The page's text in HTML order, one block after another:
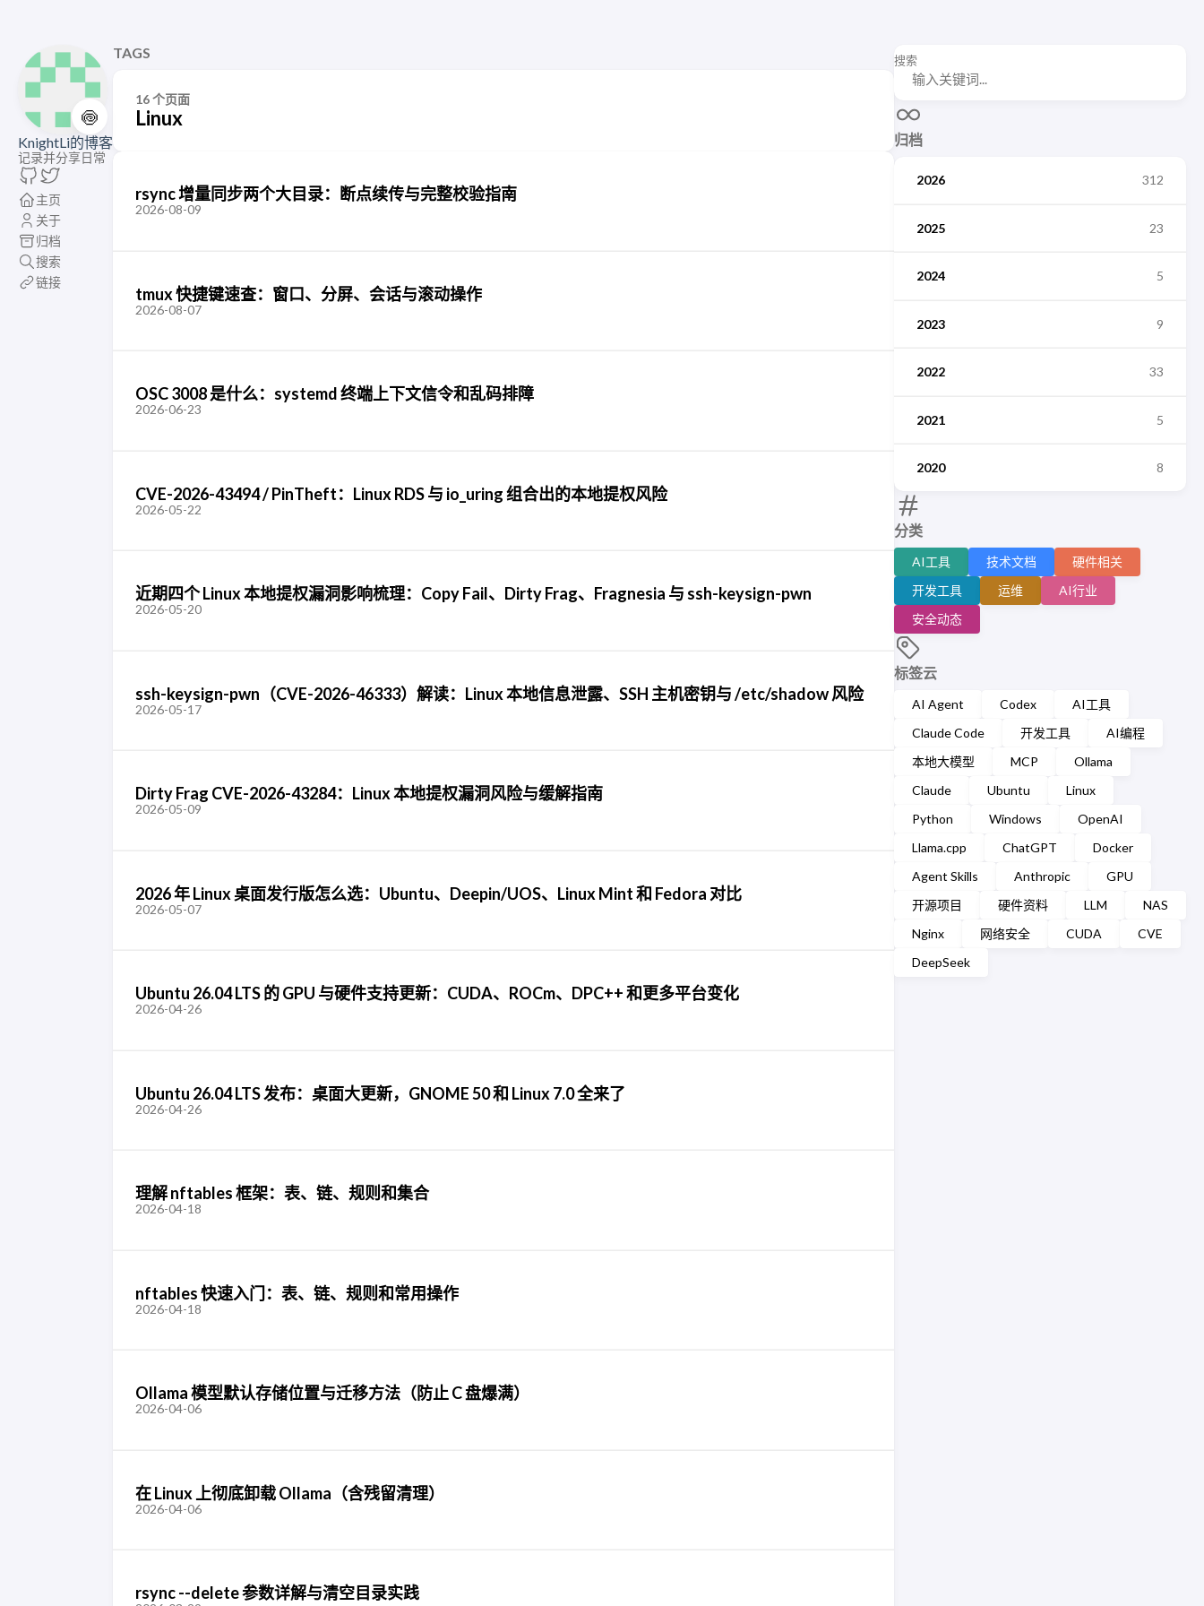
🍥
KnightLi的博客
记录并分享日常
主页
关于
归档
搜索
链接
搜索
归档
2026 312
2025 23
2024 5
2023 9
2022 33
2021 5
2020 8
分类
AI工具 技术文档
硬件相关
开发工具
运维
AI行业
安全动态
标签云
AI Agent Codex
AI工具
Claude Code
开发工具
AI编程
本地大模型
MCP
Ollama
Claude
Ubuntu
Linux
Python
Windows
OpenAI
Llama.cpp
ChatGPT
Docker
Agent Skills
Anthropic
GPU
开源项目
硬件资料 LLM
NAS
Nginx
网络安全 CUDA
CVE
DeepSeek
TAGS
16 个页面
Linux
rsync 增量同步两个大目录：断点续传与完整校验指南
2026-08-09
tmux 快捷键速查：窗口、分屏、会话与滚动操作
2026-08-07
OSC 3008 是什么：systemd 终端上下文信令和乱码排障
2026-06-23
CVE-2026-43494 / PinTheft：Linux RDS 与 io_uring 组合出的本地提权风险
2026-05-22
近期四个 Linux 本地提权漏洞影响梳理：Copy Fail、Dirty Frag、Fragnesia 与 ssh-keysign-pwn
2026-05-20
ssh-keysign-pwn（CVE-2026-46333）解读：Linux 本地信息泄露、SSH 主机密钥与 /etc/shadow 风险
2026-05-17
Dirty Frag CVE-2026-43284：Linux 本地提权漏洞风险与缓解指南
2026-05-09
2026 年 Linux 桌面发行版怎么选：Ubuntu、Deepin/UOS、Linux Mint 和 Fedora 对比
2026-05-07
Ubuntu 26.04 LTS 的 GPU 与硬件支持更新：CUDA、ROCm、DPC++ 和更多平台变化
2026-04-26
Ubuntu 26.04 LTS 发布：桌面大更新，GNOME 50 和 Linux 7.0 全来了
2026-04-26
理解 nftables 框架：表、链、规则和集合
2026-04-18
nftables 快速入门：表、链、规则和常用操作
2026-04-18
Ollama 模型默认存储位置与迁移方法（防止 C 盘爆满）
2026-04-06
在 Linux 上彻底卸载 Ollama（含残留清理）
2026-04-06
rsync --delete 参数详解与清空目录实践